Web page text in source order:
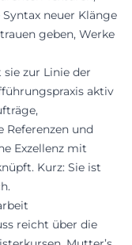
neuer Klänge
geben, Werke
zur Linie der
aktiv
Referenzen und
Exzellenz mit
Kurz: Sie ist
reicht über die